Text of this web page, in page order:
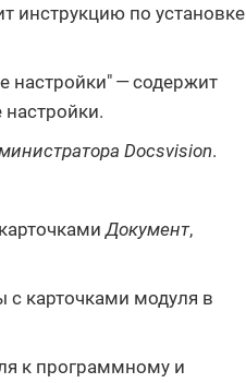
инструкцию по установке
настройки" — содержит
Docsvision.
Документ,
с карточками модуля в
к программному и